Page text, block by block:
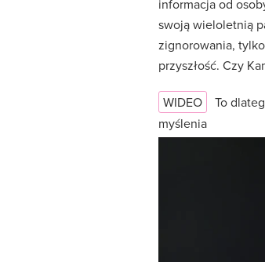
informacja od
swoją wieloletnią
zignorowania,
przyszłość. Czy
WIDEO
To
myślenia